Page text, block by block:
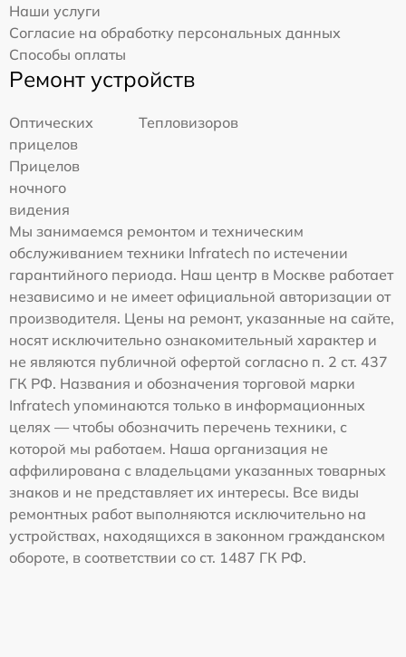
Наши услуги
Согласие на обработку персональных данных
Способы оплаты
Ремонт устройств
Оптических
прицелов
Тепловизоров
Прицелов
ночного
видения
Мы занимаемся ремонтом и техническим
обслуживанием техники Infratech по истечении
гарантийного периода. Наш центр в Москве работает
независимо и не имеет официальной авторизации от
производителя. Цены на ремонт, указанные на сайте,
носят исключительно ознакомительный характер и
не являются публичной офертой согласно п. 2 ст. 437
ГК РФ. Названия и обозначения торговой марки
Infratech упоминаются только в информационных
целях — чтобы обозначить перечень техники, с
которой мы работаем. Наша организация не
аффилирована с владельцами указанных товарных
знаков и не представляет их интересы. Все виды
ремонтных работ выполняются исключительно на
устройствах, находящихся в законном гражданском
обороте, в соответствии со ст. 1487 ГК РФ.